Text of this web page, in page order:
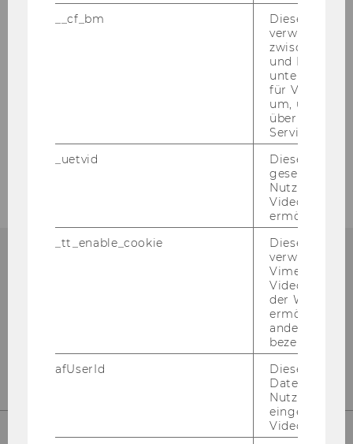
Ältere npoNewsletter
__cf_bm
Dieses
verwendet,
zwischen
und Bots zu
für Vimeo
um, um
über die
Service zu
_uetvid
Dieses
gesetzt, um
Nutzung des
Videoplayers
ermöglichen
_tt_enable_cookie
Dieses
verwendet,
Vimeo-
der WU-
ermöglichen
andere nicht
bezeichnete
afUserId
Dieses
Daten von
Videos